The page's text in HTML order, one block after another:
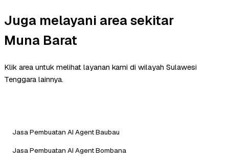
Juga melayani area sekitar
Muna Barat
Klik area untuk melihat layanan kami di wilayah Sulawesi
Tenggara lainnya.
Jasa Pembuatan AI Agent Baubau
Jasa Pembuatan AI Agent Bombana